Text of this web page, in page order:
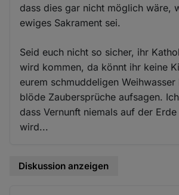
dass dies gar nicht möglich wäre,
ewiges Sakrament sei.
Seid euch nicht so sicher, ihr
wird kommen, da könnt ihr keine
eurem schmuddeligen
blöde Zaubersprüche aufsagen.
dass Vernunft niemals auf der
wird...
Diskussion anzeigen